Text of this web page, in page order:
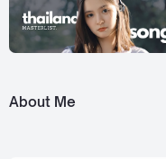
About Me